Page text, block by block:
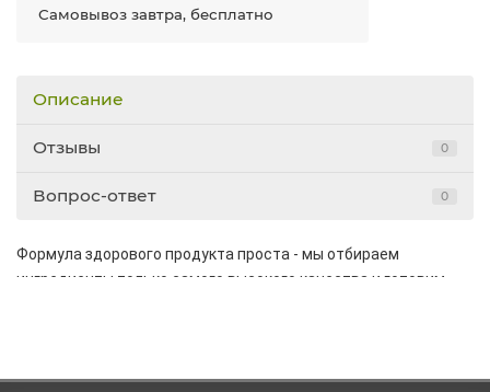
Самовывоз завтра, бесплатно
Описание
Отзывы 0
Вопрос-ответ 0
Формула здорового продукта проста - мы отбираем
ингредиенты только самого высокого качества и готовим
рецепта и нашей технологии производства является полное